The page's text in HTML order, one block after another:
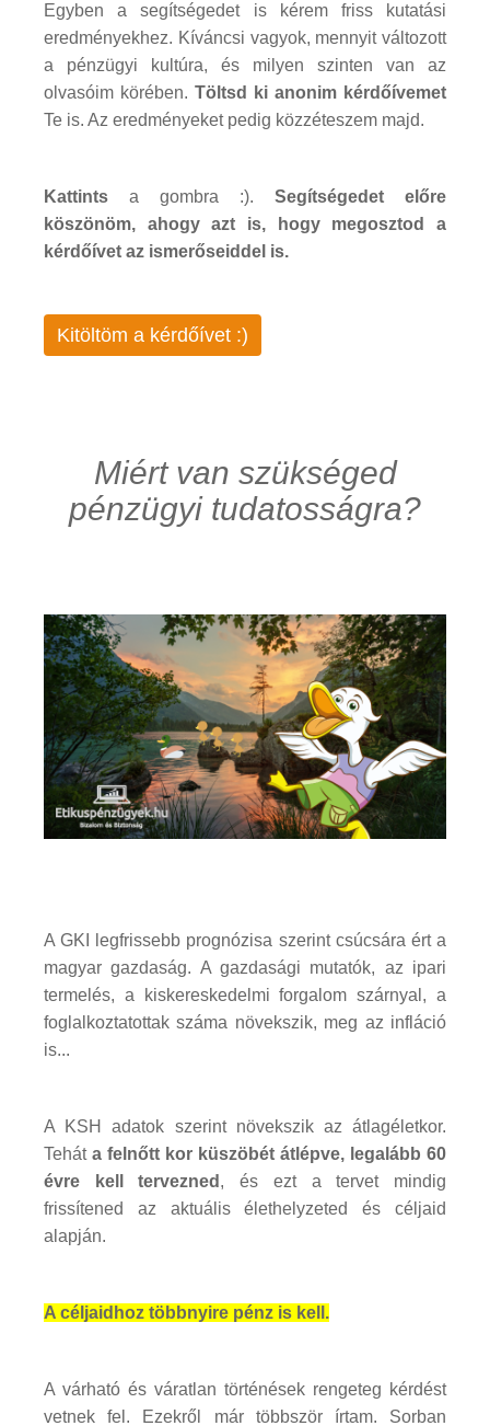
Egyben a segítségedet is kérem friss kutatási
eredményekhez. Kíváncsi vagyok, mennyit változott
a pénzügyi kultúra, és milyen szinten van az
olvasóim körében. Töltsd ki anonim kérdőívemet
Te is. Az eredményeket pedig közzéteszem majd.
Kattints a gombra :). Segítségedet előre
köszönöm, ahogy azt is, hogy megosztod a
kérdőívet az ismerőseiddel is.
Kitöltöm a kérdőívet :)
Miért van szükséged
pénzügyi tudatosságra?
A GKI legfrissebb prognózisa szerint csúcsára ért a
magyar gazdaság. A gazdasági mutatók, az ipari
termelés, a kiskereskedelmi forgalom szárnyal, a
foglalkoztatottak száma növekszik, meg az infláció
is...
A KSH adatok szerint növekszik az átlagéletkor.
Tehát a felnőtt kor küszöbét átlépve, legalább 60
évre kell tervezned , és ezt a tervet mindig
frissítened az aktuális élethelyzeted és céljaid
alapján.
A céljaidhoz többnyire pénz is kell.
A várható és váratlan történések rengeteg kérdést
vetnek fel. Ezekről már többször írtam. Sorban